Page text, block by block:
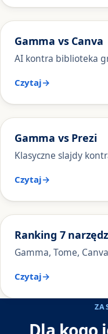
Gamma vs Canva
AI kontra biblioteka
Czytaj
Gamma vs Prezi
Klasyczne slajdy
Czytaj
Ranking 7
Gamma, Tome,
Czytaj